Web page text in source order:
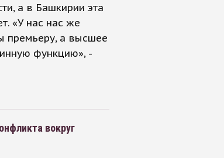
а в Башкирии эта
«У нас нас же
премьеру, а высшее
функцию», -
вокруг